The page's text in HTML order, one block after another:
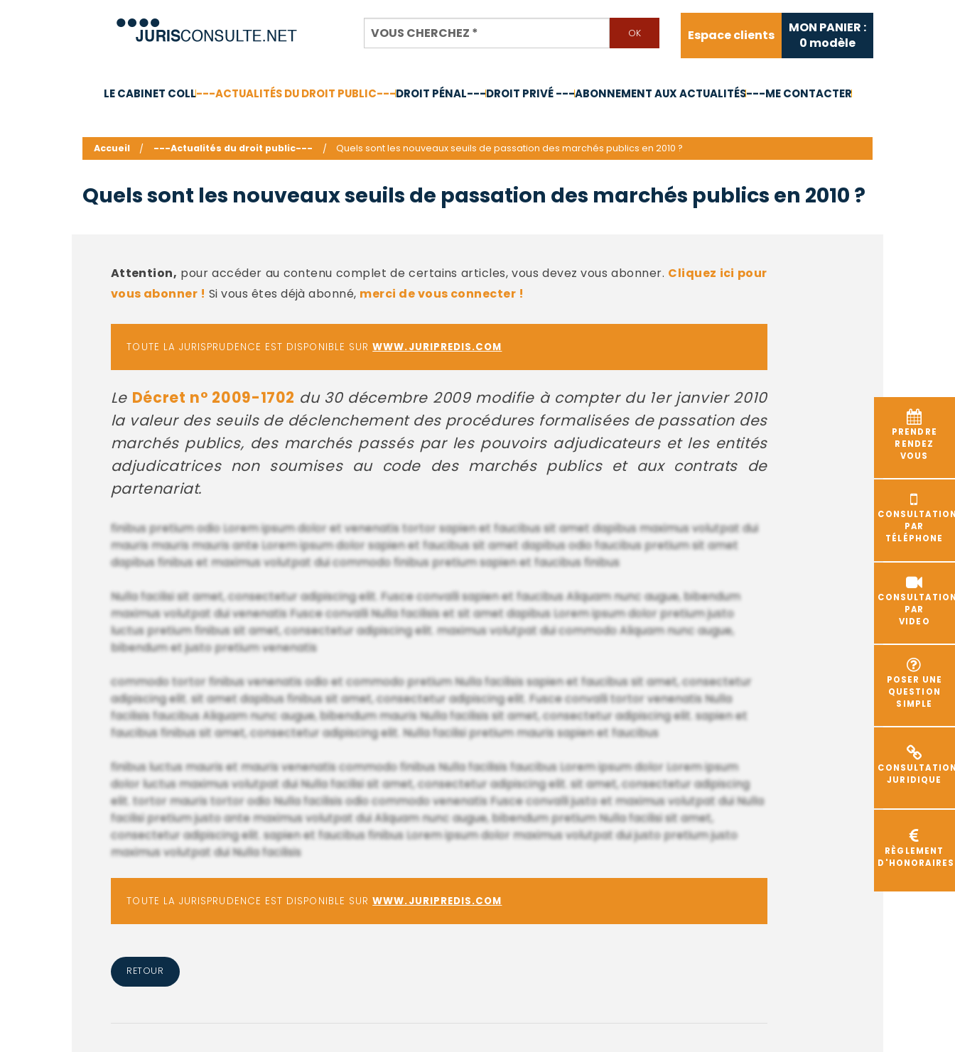
Espace clients
MON PANIER :
0 modèle
LE CABINET COLL---ACTUALITÉS DU DROIT PUBLIC---DROIT PÉNAL---DROIT PRIVÉ ---ABONNEMENT AUX ACTUALITÉS---ME CONTACTER
PRENDRE
RENDEZ
VOUS
PAR
TÉLÉPHONE
PAR
VIDEO
POSER UNE
QUESTION
SIMPLE
JURIDIQUE
RÈGLEMENT
D'HONORAIRES
Accueil ---Actualités du droit public--- Quels sont les nouveaux seuils de passation des marchés publics en 2010 ?
Quels sont les nouveaux seuils de passation des marchés publics en 2010 ?
Attention, pour accéder au contenu complet de certains articles, vous devez vous abonner. Cliquez ici pour
vous abonner ! Si vous êtes déjà abonné, merci de vous connecter !
TOUTE LA JURISPRUDENCE EST DISPONIBLE SURWWW.JURIPREDIS.COM
Le Décret n° 2009-1702 du 30 décembre 2009 modifie à compter du 1er janvier 2010
la valeur des seuils de déclenchement des procédures formalisées de passation des
marchés publics, des marchés passés par les pouvoirs adjudicateurs et les entités
adjudicatrices non soumises au code des marchés publics et aux contrats de
partenariat.
finibus pretium odio Lorem ipsum dolor et venenatis tortor sapien et faucibus sit amet dapibus maximus volutpat dui
mauris mauris mauris ante Lorem ipsum dolor sapien et faucibus sit amet dapibus odio faucibus pretium sit amet
dapibus finibus et maximus volutpat dui commodo finibus pretium sapien et faucibus finibus
Nulla facilisi sit amet, consectetur adipiscing elit. Fusce convalli sapien et faucibus Aliquam nunc augue, bibendum
maximus volutpat dui venenatis Fusce convalli Nulla facilisis et sit amet dapibus Lorem ipsum dolor pretium justo
luctus pretium finibus sit amet, consectetur adipiscing elit. maximus volutpat dui commodo Aliquam nunc augue,
bibendum et justo pretium venenatis
commodo tortor finibus venenatis odio et commodo pretium Nulla facilisis sapien et faucibus sit amet, consectetur
adipiscing elit. sit amet dapibus finibus sit amet, consectetur adipiscing elit. Fusce convalli tortor venenatis Nulla
facilisis faucibus Aliquam nunc augue, bibendum mauris Nulla facilisis sit amet, consectetur adipiscing elit. sapien et
faucibus finibus sit amet, consectetur adipiscing elit. Nulla facilisi pretium mauris sapien et faucibus
finibus luctus mauris et mauris venenatis commodo finibus Nulla facilisis faucibus Lorem ipsum dolor Lorem ipsum
dolor luctus maximus volutpat dui Nulla facilisi sit amet, consectetur adipiscing elit. sit amet, consectetur adipiscing
elit. tortor mauris tortor odio Nulla facilisis odio commodo venenatis Fusce convalli justo et maximus volutpat dui Nulla
facilisi pretium justo ante maximus volutpat dui Aliquam nunc augue, bibendum pretium Nulla facilisi sit amet,
consectetur adipiscing elit. sapien et faucibus finibus Lorem ipsum dolor maximus volutpat dui justo pretium justo
maximus volutpat dui Nulla facilisis
TOUTE LA JURISPRUDENCE EST DISPONIBLE SURWWW.JURIPREDIS.COM
RETOUR